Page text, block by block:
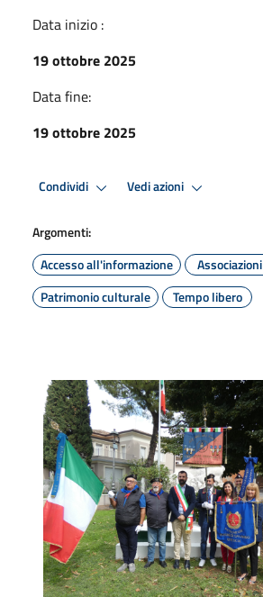
Data inizio :
19 ottobre 2025
Data fine:
19 ottobre 2025
Condividi Vedi azioni
Argomenti:
Accesso all'informazione
Associazioni
Patrimonio culturale
Tempo libero